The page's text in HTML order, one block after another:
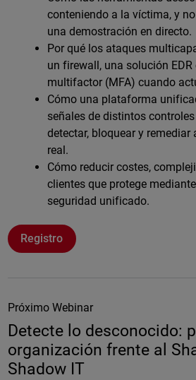
conteniendo a la víctima, y
una demostración en directo.
Por qué los ataques
un firewall, una solución
multifactor (MFA) cuando
Cómo una plataforma
señales de distintos
detectar, bloquear y
real.
Cómo reducir costes,
clientes que protege
seguridad unificado.
Registro
Próximo Webinar
Detecte lo desconocido:
organización frente al
Shadow IT